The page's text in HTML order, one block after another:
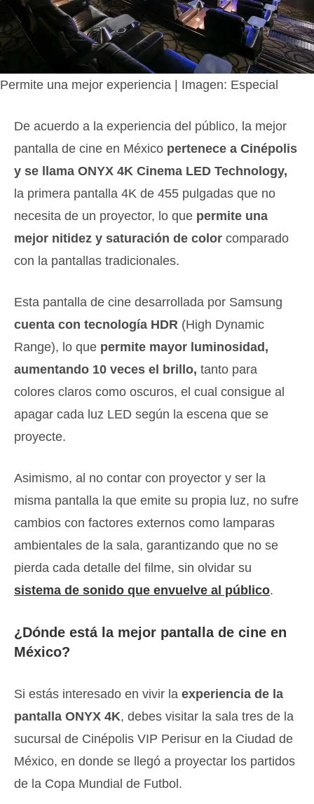
Permite una mejor experiencia | Imagen: Especial
De acuerdo a la experiencia del público, la mejor
pantalla de cine en México pertenece a Cinépolis
y se llama ONYX 4K Cinema LED Technology,
la primera pantalla 4K de 455 pulgadas que no
necesita de un proyector, lo que permite una
mejor nitidez y saturación de color comparado
con la pantallas tradicionales.
Esta pantalla de cine desarrollada por Samsung
cuenta con tecnología HDR (High Dynamic
Range), lo que permite mayor luminosidad,
aumentando 10 veces el brillo, tanto para
colores claros como oscuros, el cual consigue al
apagar cada luz LED según la escena que se
proyecte.
Asimismo, al no contar con proyector y ser la
misma pantalla la que emite su propia luz, no sufre
cambios con factores externos como lamparas
ambientales de la sala, garantizando que no se
pierda cada detalle del filme, sin olvidar su
sistema de sonido que envuelve al público.
¿Dónde está la mejor pantalla de cine en
México?
Si estás interesado en vivir la experiencia de la
pantalla ONYX 4K, debes visitar la sala tres de la
sucursal de Cinépolis VIP Perisur en la Ciudad de
México, en donde se llegó a proyectar los partidos
de la Copa Mundial de Futbol.